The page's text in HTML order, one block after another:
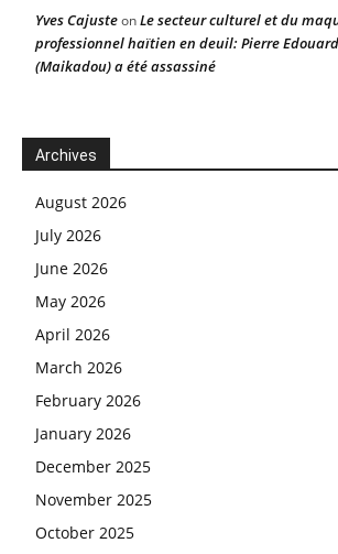
Yves CajusteonLe secteur culturel et du
professionnel haïtien en deuil: Pierre
(Maikadou) a été assassiné
Archives
August 2026
July 2026
June 2026
May 2026
April 2026
March 2026
February 2026
January 2026
December 2025
November 2025
October 2025